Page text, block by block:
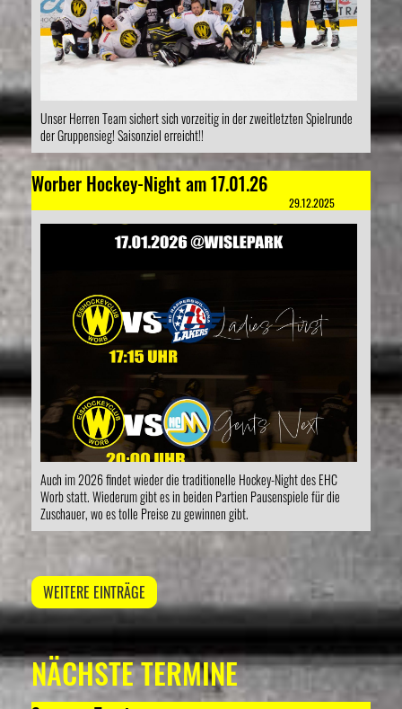
Unser Herren Team sichert sich vorzeitig in der zweitletzten Spielrunde
der Gruppensieg! Saisonziel erreicht!!
Worber Hockey-Night am 17.01.26
29.12.2025
Auch im 2026 findet wieder die traditionelle Hockey-Night des EHC
Worb statt. Wiederum gibt es in beiden Partien Pausenspiele für die
Zuschauer, wo es tolle Preise zu gewinnen gibt.
WEITERE EINTRÄGE
NÄCHSTE TERMINE